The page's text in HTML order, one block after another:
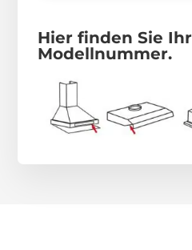
Hier finden Sie
Modellnummer.